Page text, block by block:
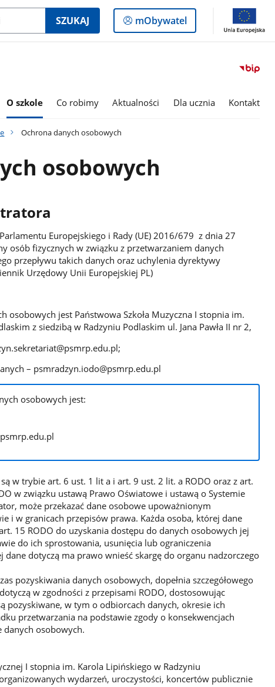
SZUKAJ
Logowanie
do
mObywatel
O szkole Co robimy Aktualności Dla ucznia Kontakt
Ochrona danych osobowych
osobowych
Europejskiego i Rady (UE) 2016/679 z dnia 27
osób fizycznych w związku z przetwarzaniem danych
przepływu takich danych oraz uchylenia dyrektywy
Urzędowy Unii Europejskiej PL)
osobowych jest Państwowa Szkoła Muzyczna I stopnia im.
z siedzibą w Radzyniu Podlaskim ul. Jana Pawła II nr 2,
– psmradzyn.iodo@psmrp.edu.pl
osobowych jest:
w trybie art. 6 ust. 1 lit a i art. 9 ust. 2 lit. a RODO oraz z art.
w związku ustawą Prawo Oświatowe i ustawą o Systemie
może przekazać dane osobowe upoważnionym
i w granicach przepisów prawa. Każda osoba, której dane
15 RODO do uzyskania dostępu do danych osobowych jej
do ich sprostowania, usunięcia lub ograniczenia
dane dotyczą ma prawo wnieść skargę do organu nadzorczego
pozyskiwania danych osobowych, dopełnia szczegółowego
w zgodności z przepisami RODO, dostosowując
pozyskiwane, w tym o odbiorcach danych, okresie ich
przetwarzania na podstawie zgody o konsekwencjach
danych osobowych.
I stopnia im. Karola Lipińskiego w Radzyniu
wydarzeń, uroczystości, koncertów publicznie